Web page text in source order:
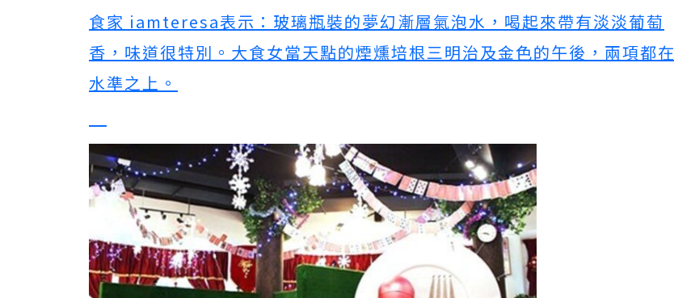
食家 iamteresa表示：玻璃瓶裝的夢幻漸層氣泡水，喝起來帶有淡淡葡萄
香，味道很特別。大食女當天點的煙燻培根三明治及金色的午後，兩項都在
水準之上。